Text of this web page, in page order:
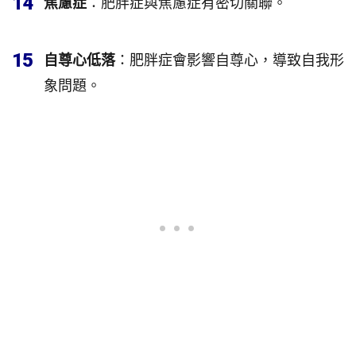
15 自尊心低落：肥胖症會影響自尊心，導致自我形
象問題。